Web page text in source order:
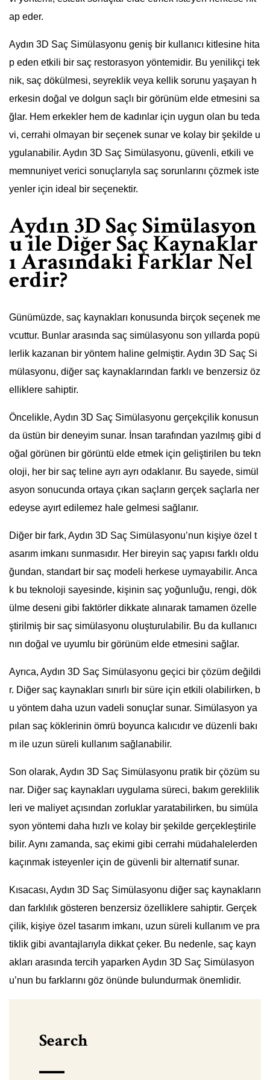
ap eder.
Aydın 3D Saç Simülasyonu geniş bir kullanıcı kitlesine hita
p eden etkili bir saç restorasyon yöntemidir. Bu yenilikçi tek
nik, saç dökülmesi, seyreklik veya kellik sorunu yaşayan h
erkesin doğal ve dolgun saçlı bir görünüm elde etmesini sa
ğlar. Hem erkekler hem de kadınlar için uygun olan bu teda
vi, cerrahi olmayan bir seçenek sunar ve kolay bir şekilde u
ygulanabilir. Aydın 3D Saç Simülasyonu, güvenli, etkili ve
memnuniyet verici sonuçlarıyla saç sorunlarını çözmek iste
yenler için ideal bir seçenektir.
Aydın 3D Saç Simülasyon
u ile Diğer Saç Kaynaklar
ı Arasındaki Farklar Nel
erdir?
Günümüzde, saç kaynakları konusunda birçok seçenek me
vcuttur. Bunlar arasında saç simülasyonu son yıllarda popü
lerlik kazanan bir yöntem haline gelmiştir. Aydın 3D Saç Si
mülasyonu, diğer saç kaynaklarından farklı ve benzersiz öz
elliklere sahiptir.
Öncelikle, Aydın 3D Saç Simülasyonu gerçekçilik konusun
da üstün bir deneyim sunar. İnsan tarafından yazılmış gibi d
oğal görünen bir görüntü elde etmek için geliştirilen bu tekn
oloji, her bir saç teline ayrı ayrı odaklanır. Bu sayede, simül
asyon sonucunda ortaya çıkan saçların gerçek saçlarla ner
edeyse ayırt edilemez hale gelmesi sağlanır.
Diğer bir fark, Aydın 3D Saç Simülasyonu’nun kişiye özel t
asarım imkanı sunmasıdır. Her bireyin saç yapısı farklı oldu
ğundan, standart bir saç modeli herkese uymayabilir. Anca
k bu teknoloji sayesinde, kişinin saç yoğunluğu, rengi, dök
ülme deseni gibi faktörler dikkate alınarak tamamen özelle
ştirilmiş bir saç simülasyonu oluşturulabilir. Bu da kullanıcı
nın doğal ve uyumlu bir görünüm elde etmesini sağlar.
Ayrıca, Aydın 3D Saç Simülasyonu geçici bir çözüm değildi
r. Diğer saç kaynakları sınırlı bir süre için etkili olabilirken, b
u yöntem daha uzun vadeli sonuçlar sunar. Simülasyon ya
pılan saç köklerinin ömrü boyunca kalıcıdır ve düzenli bakı
m ile uzun süreli kullanım sağlanabilir.
Son olarak, Aydın 3D Saç Simülasyonu pratik bir çözüm su
nar. Diğer saç kaynakları uygulama süreci, bakım gereklilik
leri ve maliyet açısından zorluklar yaratabilirken, bu simüla
syon yöntemi daha hızlı ve kolay bir şekilde gerçekleştirile
bilir. Aynı zamanda, saç ekimi gibi cerrahi müdahalelerden
kaçınmak isteyenler için de güvenli bir alternatif sunar.
Kısacası, Aydın 3D Saç Simülasyonu diğer saç kaynakların
dan farklılık gösteren benzersiz özelliklere sahiptir. Gerçek
çilik, kişiye özel tasarım imkanı, uzun süreli kullanım ve pra
tiklik gibi avantajlarıyla dikkat çeker. Bu nedenle, saç kayn
akları arasında tercih yaparken Aydın 3D Saç Simülasyon
u’nun bu farklarını göz önünde bulundurmak önemlidir.
Search